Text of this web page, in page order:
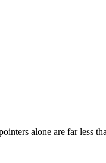
alone are far less